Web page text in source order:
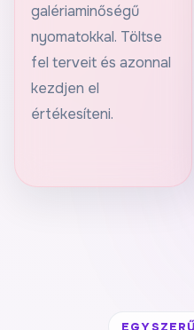
galériaminőségű
nyomatokkal. Töltse
fel terveit és azonnal
kezdjen el
értékesíteni.